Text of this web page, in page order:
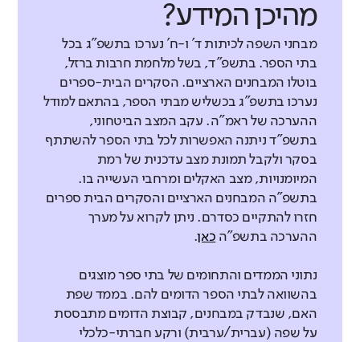
מהיכן המידע?
מבחני השפה לכיתות ד' ו-ח' נערכו בתשפ"ג בכל
בתי הספר. בתשפ"ד, בשל מלחמת חרבות ברזל,
בוטלו המבחנים הארציים. הסקרים הבית-ספרים
נערכו בתשפ"ג בכשליש מבתי הספר, בהתאם למודל
ההערכה של ראמ"ה. עקב המצב הביטחוני,
בתשפ"ד ניתנה האפשרות לכל בתי הספר להשתתף
בסקר ולקבל תמונת מצב עדכנית של רמת
המיומנויות, מצב האקלים ומרחבי העשייה בו.
בתשפ"ה המבחנים הארציים והסקרים הבית ספרים
חזרו להתקיים כסדרם. ניתן לקרוא על מערך
ההערכה בתשפ"ה כאן.
נתוני הממדים והתחומים של בתי ספר מוצגים
בהשוואה לבתי הספר הדומים להם. בממד שפת
האם, שנבדק במבחנים, קבוצת הדומים מתבססת
על שפה (עברית/ערבית) ורקע חברתי-כלכלי